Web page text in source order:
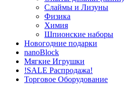
Слаймы и Лизуны
Физика
Химия
Шпионские наборы
Новогодние подарки
nanoBlock
Мягкие Игрушки
!SALE Распродажа!
Торговое Оборудование